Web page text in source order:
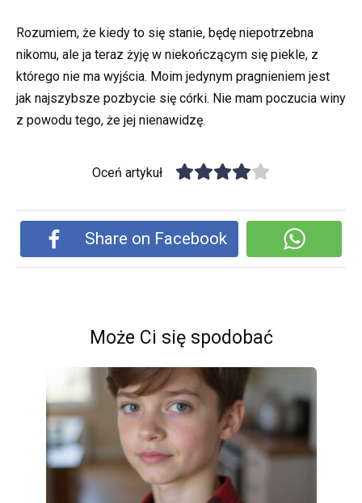
Rozumiem, że kiedy to się stanie, będę niepotrzebna
nikomu, ale ja teraz żyję w niekończącym się piekle, z
którego nie ma wyjścia. Moim jedynym pragnieniem jest
jak najszybsze pozbycie się córki. Nie mam poczucia winy
z powodu tego, że jej nienawidzę.
Oceń artykuł
Share on Facebook
Może Ci się spodobać